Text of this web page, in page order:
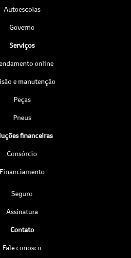
Autoescolas
Governo
Serviços
online
e manutenção
Peças
Pneus
financeiras
Consórcio
Financiamento
Seguro
Assinatura
Contato
Fale conosco